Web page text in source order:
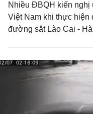
Nhiều ĐBQH kiến nghị
Việt Nam khi thực hiện
đường sắt Lào Cai -